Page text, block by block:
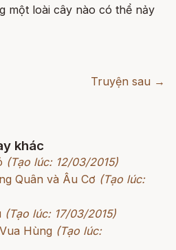
một loài cây nào có thể nảy
Truyện sau →
khác
(Tạo lúc: 12/03/2015)
Quân và Âu Cơ (Tạo lúc:
(Tạo lúc: 17/03/2015)
Hùng (Tạo lúc: